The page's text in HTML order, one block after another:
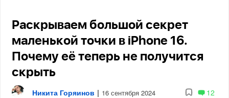
Раскрываем большой секрет
маленькой точки в iPhone 16.
Почему её теперь не получится
скрыть
Никита Горяинов | 16 сентября 2024 12